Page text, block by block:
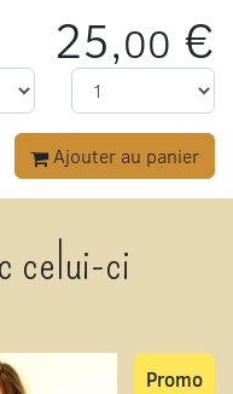
25,00 €
Ajouter au panier
celui-ci
Promo